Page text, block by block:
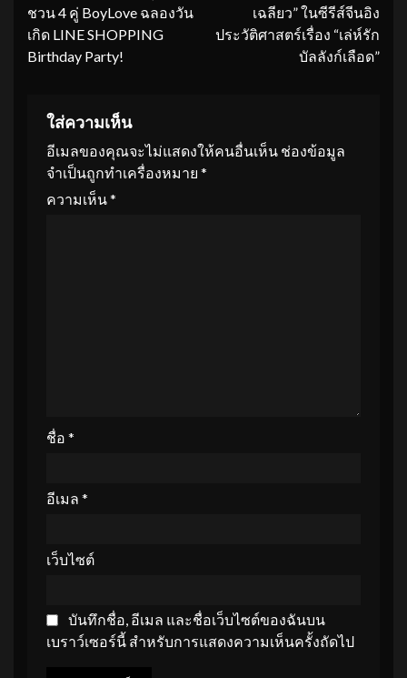
ชวน 4 คู่ BoyLove ฉลองวัน
เกิด LINE SHOPPING
Birthday Party!
เฉลียว” ในซีรีส์จีนอิง
ประวัติศาสตร์เรื่อง “เล่ห์รัก
บัลลังก์เลือด”
ใส่ความเห็น
อีเมลของคุณจะไม่แสดงให้คนอื่นเห็น ช่องข้อมูล
จำเป็นถูกทำเครื่องหมาย *
ความเห็น*
ชื่อ *
อีเมล *
เว็บไซต์
บันทึกชื่อ, อีเมล และชื่อเว็บไซต์ของฉันบน
เบราว์เซอร์นี้ สำหรับการแสดงความเห็นครั้งถัดไป